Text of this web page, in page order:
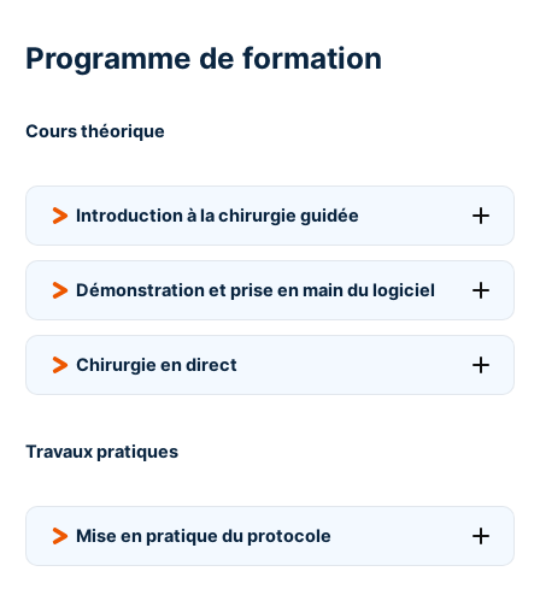
Programme de formation
Cours théorique
Introduction à la chirurgie guidée
Guide chirurgical : concept, caractéristiques et
Rappels anatomiques et biologique implantaire
Complications lors de la chirurgie
Démonstration et prise en main du logiciel
Planification simple
Extraction virtuelle
Chirurgie en direct
Briefing pré-chirurgie
Travaux pratiques
Mise en pratique du protocole